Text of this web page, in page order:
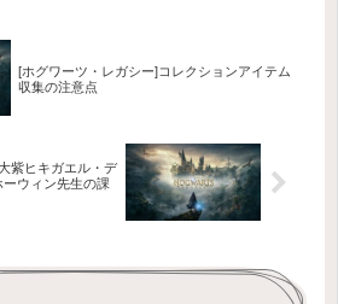
[ホグワーツ・レガシー]コレクションアイテム
収集の注意点
紫ヒキガエル・デ
ウィン先生の課